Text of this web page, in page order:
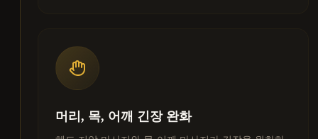
머리, 목, 어깨 긴장 완화